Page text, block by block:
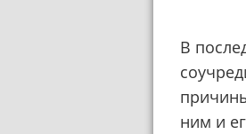
В
ним и